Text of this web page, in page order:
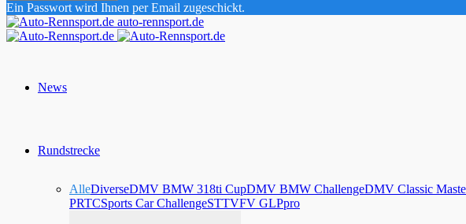
Ein Passwort wird Ihnen per Email zugeschickt.
auto-rennsport.de
News
Rundstrecke
AlleDiverseDMV BMW 318ti CupDMV BMW ChallengeDMV Classic
PRTCSports Car ChallengeSTTVFV GLPpro